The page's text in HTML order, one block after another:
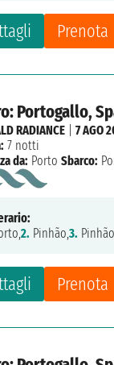
Prenota
Portogallo,
Prenota
RADIANCE |7 AGO
7 notti
da: Porto Sbarco:
2. Pinhão,3.